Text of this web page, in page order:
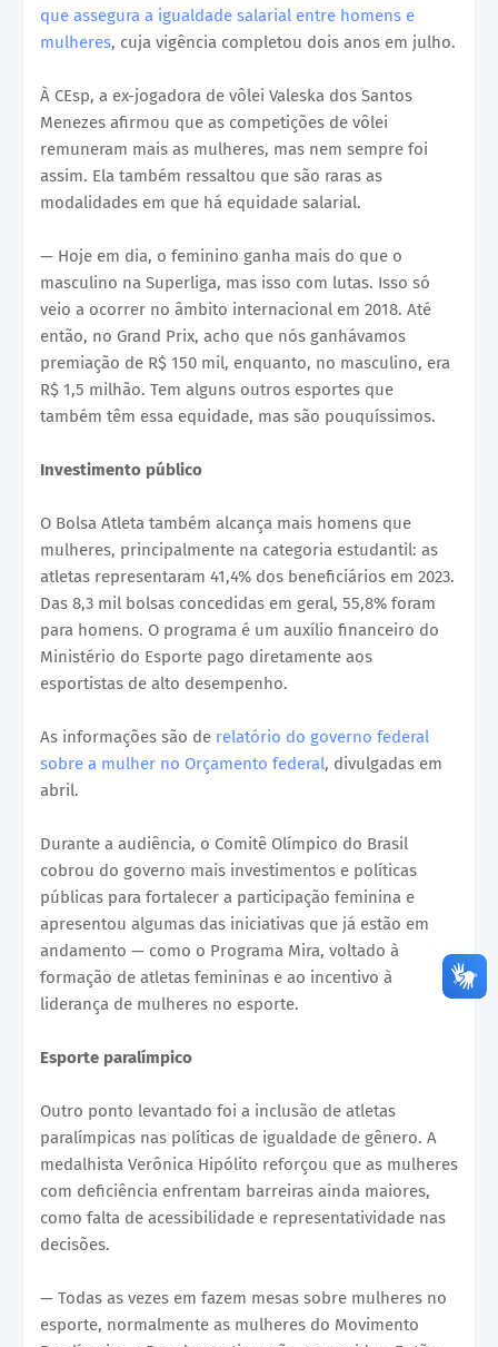
que assegura a igualdade salarial entre homens e
mulheres, cuja vigência completou dois anos em julho.
À CEsp, a ex-jogadora de vôlei Valeska dos Santos
Menezes afirmou que as competições de vôlei
remuneram mais as mulheres, mas nem sempre foi
assim. Ela também ressaltou que são raras as
modalidades em que há equidade salarial.
— Hoje em dia, o feminino ganha mais do que o
masculino na Superliga, mas isso com lutas. Isso só
veio a ocorrer no âmbito internacional em 2018. Até
então, no Grand Prix, acho que nós ganhávamos
premiação de R$ 150 mil, enquanto, no masculino, era
R$ 1,5 milhão. Tem alguns outros esportes que
também têm essa equidade, mas são pouquíssimos.
Investimento público
O Bolsa Atleta também alcança mais homens que
mulheres, principalmente na categoria estudantil: as
atletas representaram 41,4% dos beneficiários em 2023.
Das 8,3 mil bolsas concedidas em geral, 55,8% foram
para homens. O programa é um auxílio financeiro do
Ministério do Esporte pago diretamente aos
esportistas de alto desempenho.
As informações são de relatório do governo federal
sobre a mulher no Orçamento federal, divulgadas em
abril.
Durante a audiência, o Comitê Olímpico do Brasil
cobrou do governo mais investimentos e políticas
públicas para fortalecer a participação feminina e
apresentou algumas das iniciativas que já estão em
andamento — como o Programa Mira, voltado à
formação de atletas femininas e ao incentivo à
liderança de mulheres no esporte.
Esporte paralímpico
Outro ponto levantado foi a inclusão de atletas
paralímpicas nas políticas de igualdade de gênero. A
medalhista Verônica Hipólito reforçou que as mulheres
com deficiência enfrentam barreiras ainda maiores,
como falta de acessibilidade e representatividade nas
decisões.
— Todas as vezes em fazem mesas sobre mulheres no
esporte, normalmente as mulheres do Movimento